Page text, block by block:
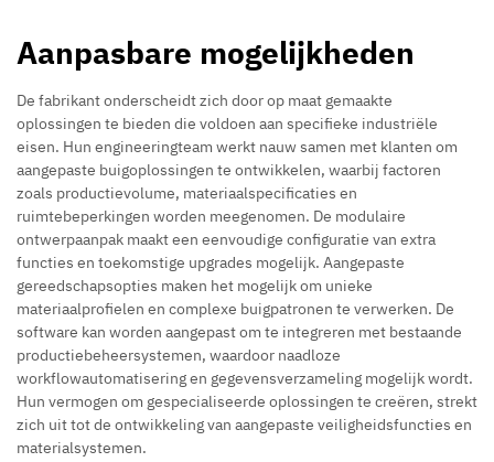
Aanpasbare mogelijkheden
De fabrikant onderscheidt zich door op maat gemaakte
oplossingen te bieden die voldoen aan specifieke industriële
eisen. Hun engineeringteam werkt nauw samen met klanten om
aangepaste buigoplossingen te ontwikkelen, waarbij factoren
zoals productievolume, materiaalspecificaties en
ruimtebeperkingen worden meegenomen. De modulaire
ontwerpaanpak maakt een eenvoudige configuratie van extra
functies en toekomstige upgrades mogelijk. Aangepaste
gereedschapsopties maken het mogelijk om unieke
materiaalprofielen en complexe buigpatronen te verwerken. De
software kan worden aangepast om te integreren met bestaande
productiebeheersystemen, waardoor naadloze
workflowautomatisering en gegevensverzameling mogelijk wordt.
Hun vermogen om gespecialiseerde oplossingen te creëren, strekt
zich uit tot de ontwikkeling van aangepaste veiligheidsfuncties en
materialsystemen.